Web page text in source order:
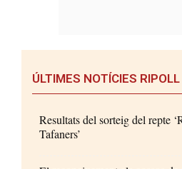
ÚLTIMES NOTÍCIES RIPOLL
Resultats del sorteig del repte
Tafaners’